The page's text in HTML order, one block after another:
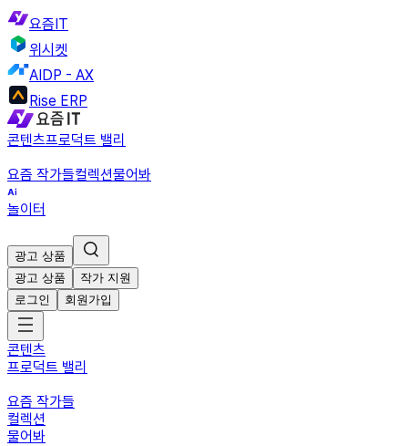
요즘IT
위시켓
AIDP - AX
Rise ERP
콘텐츠프로덕트 밸리
요즘 작가들컬렉션물어봐
놀이터
광고 상품
광고 상품
작가 지원
로그인
회원가입
콘텐츠
프로덕트 밸리
요즘 작가들
컬렉션
물어봐